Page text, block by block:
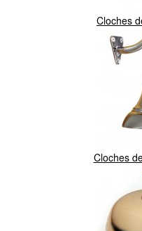
Cloches
Cloches